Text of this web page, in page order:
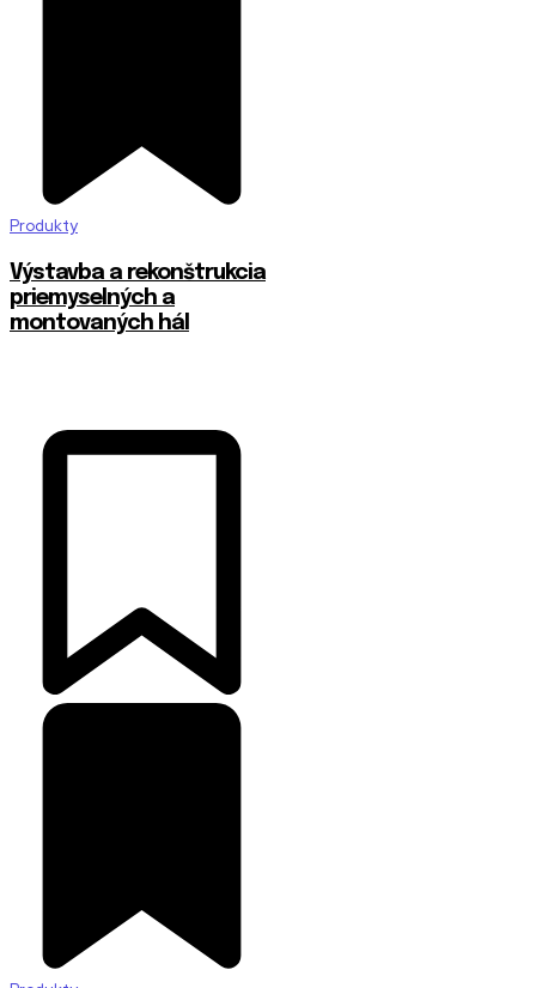
Produkty
Výstavba a rekonštrukcia
priemyselných a
montovaných hál